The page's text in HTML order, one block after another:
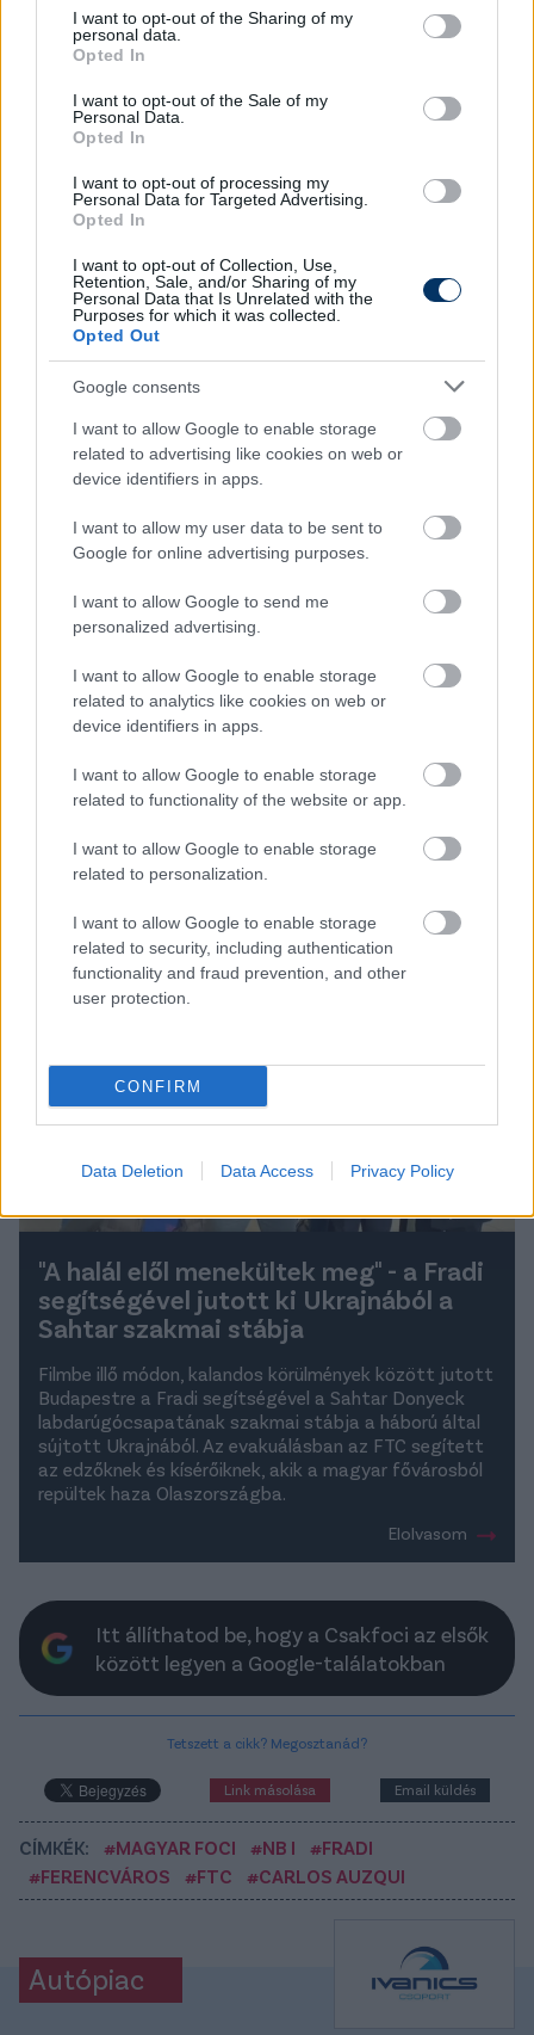
not limited to your visit or usage behaviour. You may click to
grant or deny consent to Google and its third-party tags to
use your data for below specified purposes in below Google
consent section.
I want to opt-out of the Sharing of my
personal data.
Opted In
I want to opt-out of the Sale of my
Personal Data.
Opted In
I want to opt-out of processing my
Personal Data for Targeted Advertising.
Opted In
I want to opt-out of Collection, Use,
Retention, Sale, and/or Sharing of my
Personal Data that Is Unrelated with the
Purposes for which it was collected.
Opted Out
Google consents
I want to allow Google to enable storage
related to advertising like cookies on web or
device identifiers in apps.
I want to allow my user data to be sent to
Google for online advertising purposes.
I want to allow Google to send me
personalized advertising.
I want to allow Google to enable storage
related to analytics like cookies on web or
device identifiers in apps.
I want to allow Google to enable storage
related to functionality of the website or app.
I want to allow Google to enable storage
related to personalization.
I want to allow Google to enable storage
related to security, including authentication
functionality and fraud prevention, and other
user protection.
CONFIRM
Data Deletion Data Access Privacy Policy
keményen edzettem a Rivernél. Fel kellett
készülnöm minden eshetőségre, és közölte velem,
Auzqui állítja, nem szerepelt az edző terveiben, ezért
Nagyon furcsa volt, ami a River Plate-nél történt. A
csapat tagja voltam, az erőnléti edzéseket a
többiekkel együtt, viszont a labdás gyakorlatokat
külön, Christian Ferreirával végeztem. Kezdettől
fogva nem akartak minket figyelembe venni.
Kemény két hét volt, edzettünk, tudva, hogy nem
számítanak ránk. Egyedül futni nem egyszerű, de
megtörténhet. Fel kellett készülnöm arra, hogy
fejben erős legyek.
A korábban az Estudiantesben is megforduló szélső
elárulta azt is, miért fogadta el a magyar bajnoki
címvédő ajánlatát.
Amikor befutott a Ferencváros ajánlata, közöltem
Európába igazoljak. Márciusban töltöm be a 31.
életévemet, és bár hezitáltam azon, hogy mégis
maradok, de a koromból fakadóan közel sem volt
biztos, hogy kaptam volna egy ilyen jó ajánlatot. Azt
hiszem, Gallardo megértő volt, semmilyen akadályt
Plate elnöke - a szerk.)is korrekten járt el a
tárgyalások során, végül minden rendeződött.
Olvastad már?
"A halál elől menekültek meg" - a Fradi
segítségével jutott ki Ukrajnából a
Sahtar szakmai stábja
Filmbe illő módon, kalandos körülmények között jutott
Budapestre a Fradi segítségével a Sahtar Donyeck
labdarúgócsapatának szakmai stábja a háború által
sújtott Ukrajnából. Az evakuálásban az FTC segített
az edzőknek és kísérőiknek, akik a magyar fővárosból
repültek haza Olaszországba.
Elolvasom
Itt állíthatod be, hogy a Csakfoci az elsők
között legyen a Google-találatokban
Tetszett a cikk? Megosztanád?
Link másolása Email küldés
CÍMKÉK: #MAGYAR FOCI #NB I
#FRADI
#FERENCVÁROS
#FTC #CARLOS AUZQUI
Autópiac